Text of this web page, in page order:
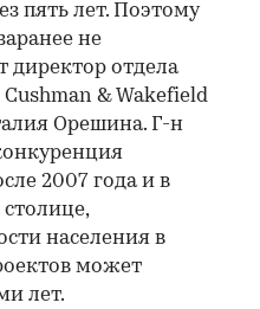
пять лет. Поэтому
не
директор отдела
& Wakefield
Орешина. Г-н
2007 года и в
населения в
может
лет.